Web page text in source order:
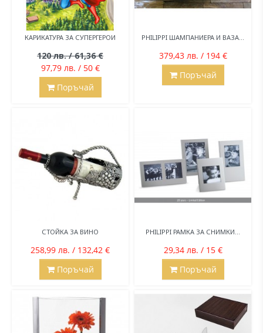
КАРИКАТУРА ЗА СУПЕРГЕРОИ
120 лв. / 61,36 €
97,79 лв. / 50 €
Поръчай
PHILIPPI ШАМПАНИЕРА И ВАЗА...
379,43 лв. / 194 €
Поръчай
СТОЙКА ЗА ВИНО
258,99 лв. / 132,42 €
Поръчай
PHILIPPI РАМКА ЗА СНИМКИ...
29,34 лв. / 15 €
Поръчай